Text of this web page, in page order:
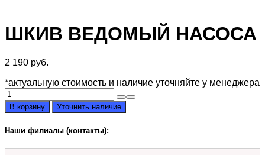
ШКИВ ВЕДОМЫЙ НАСОСА
2 190 руб.
*актуальную стоимость и наличие уточняйте у менеджера
Количество
товара
Шкив
ведомый
насоса
В корзину Уточнить наличие
Наши филиалы (контакты):